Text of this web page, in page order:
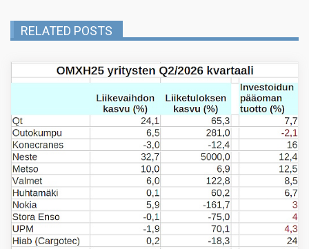
RELATED POSTS